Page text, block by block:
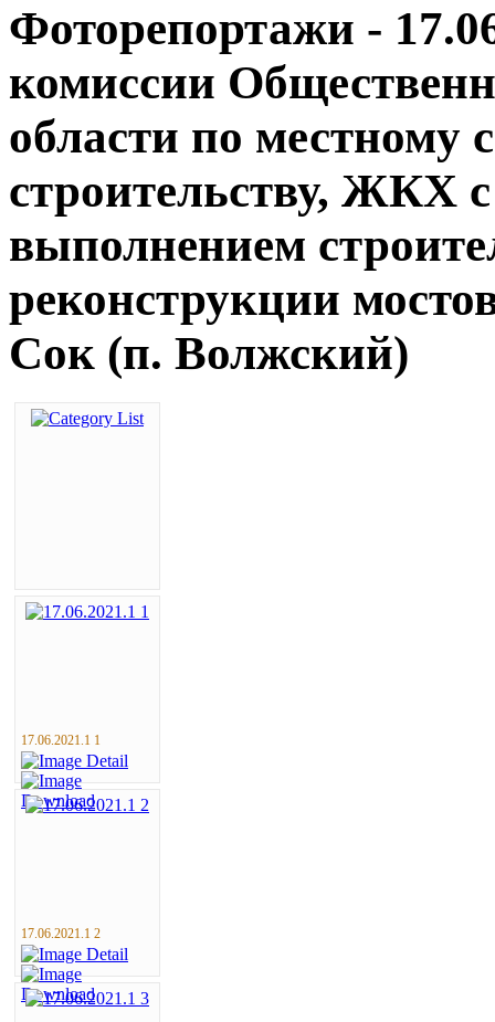
Фоторепортажи -
комиссии
области по местному
строительству, ЖКХ
выполнением
реконструкции
Сок (п. Волжский)
17.06.2021.1 1
17.06.2021.1 2